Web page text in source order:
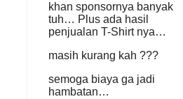
khan sponsornya banyak
tuh… Plus ada hasil
penjualan T-Shirt nya…
masih kurang kah ???
semoga biaya ga jadi
hambatan…